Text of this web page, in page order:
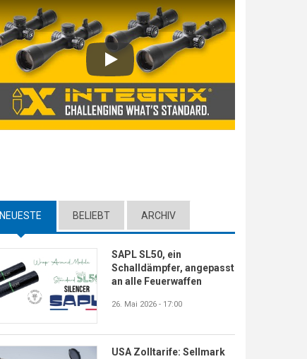
Play
NEUESTE (ACTIVE TAB)
BELIEBT ARCHIV
SAPL SL50, ein
Schalldämpfer, angepasst
an alle Feuerwaffen
26. Mai 2026 - 17:00
USA Zolltarife: Sellmark